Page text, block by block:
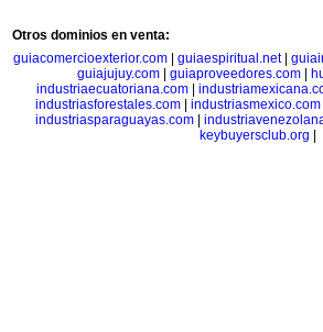
Otros dominios en venta:
guiacomercioexterior.com| guiaespiritual.net|
guiajujuy.com| guiaproveedores.com|
industriaecuatoriana.com|
industriasforestales.com
industriasmexico.com
industriasparaguayas.com
keybuyersclub.org